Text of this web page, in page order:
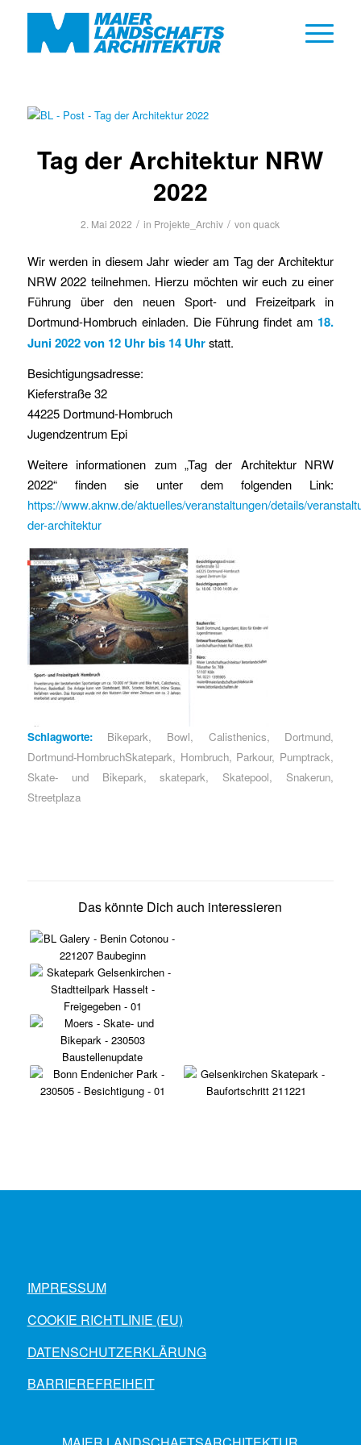
Tag der Architektur NRW
2022
2. Mai 2022 / in Projekte_Archiv / vonquack
Wir werden in diesem Jahr wieder am Tag der Architektur
NRW 2022 teilnehmen. Hierzu möchten wir euch zu einer
Führung über den neuen Sport- und Freizeitpark in
Dortmund-Hombruch einladen. Die Führung findet am 18.
Juni 2022 von 12 Uhr bis 14 Uhrstatt.
Besichtigungsadresse:
Kieferstraße 32
44225 Dortmund-Hombruch
Jugendzentrum Epi
Weitere informationen zum „Tag der Architektur NRW
2022“ finden sie unter dem folgenden Link:
https://www.aknw.de/aktuelles/veranstaltungen/details/
der-architektur
Schlagworte: Bikepark, Bowl, Calisthenics, Dortmund,
Dortmund-HombruchSkatepark, Hombruch, Parkour, Pumptrack,
Skate- und Bikepark,skatepark, Skatepool, Snakerun,
Streetplaza
Das könnte Dich auch interessieren
IMPRESSUM
COOKIE RICHTLINIE (EU)
DATENSCHUTZERKLÄRUNG
BARRIEREFREIHEIT